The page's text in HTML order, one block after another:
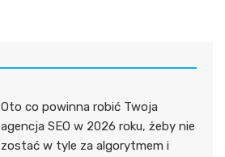
Oto co powinna robić Twoja
agencja SEO w 2026 roku, żeby nie
zostać w tyle za algorytmem i